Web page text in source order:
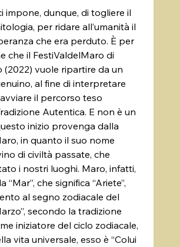
impone, dunque, di togliere il
per ridare all’umanità il
che era perduto. È per
che il FestiValdelMaro di
(2022) vuole ripartire da un
al fine di interpretare
il percorso teso
Autentica. E non è un
inizio provenga dalla
in quanto il suo nome
di civiltà passate, che
i nostri luoghi. Maro, infatti,
“Mar”, che significa “Ariete”,
al segno zodiacale del
secondo la tradizione
iniziatore del ciclo zodiacale,
vita universale, esso è “Colui